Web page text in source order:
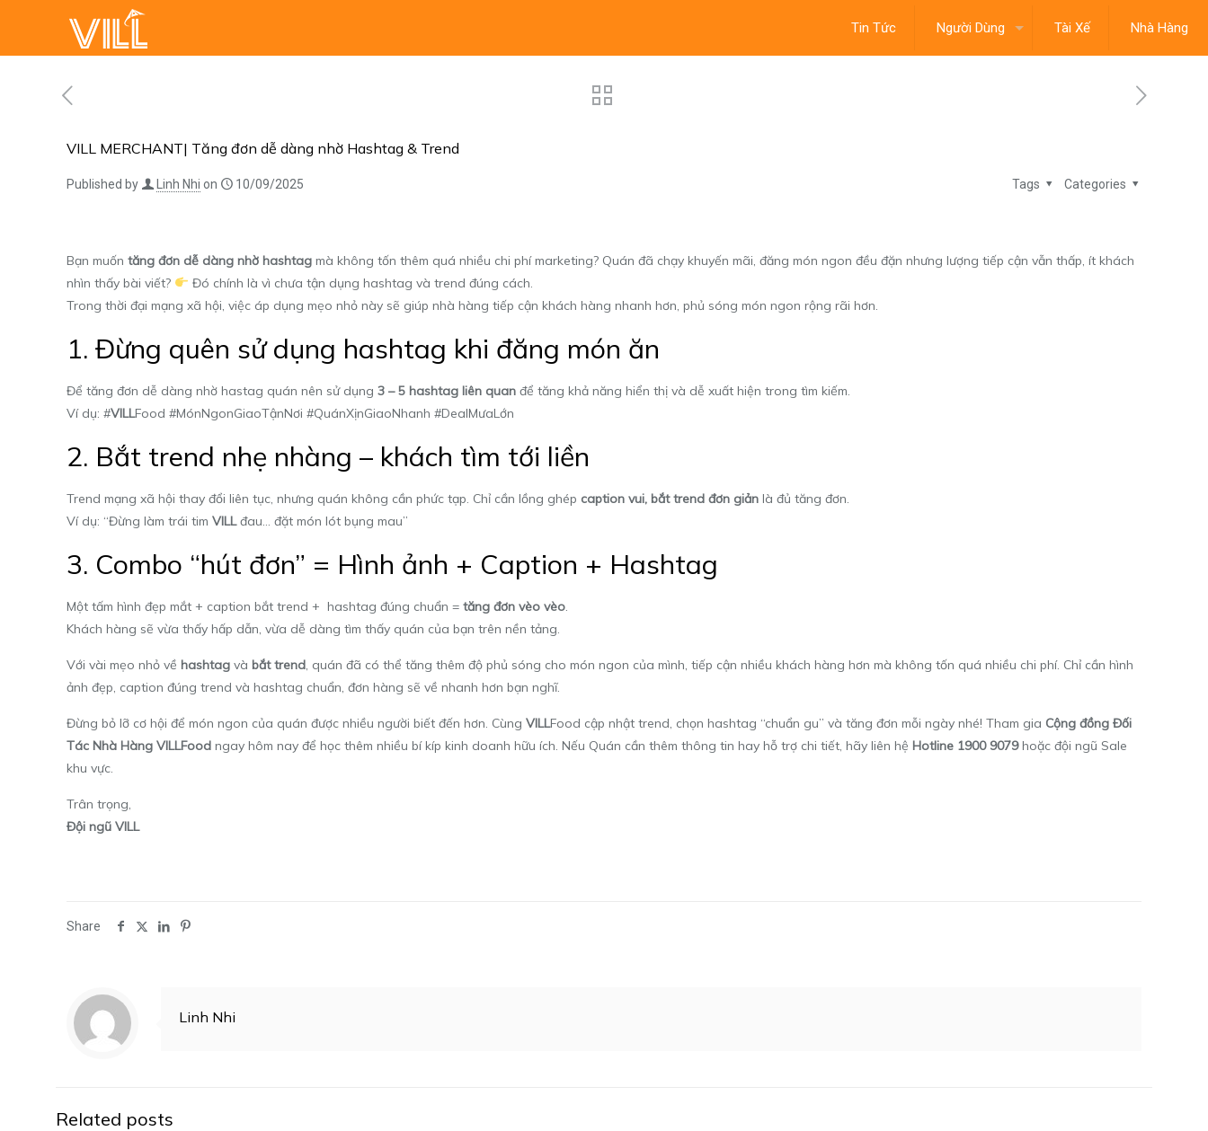
Tin Tức Người Dùng Tài Xế Nhà Hàng
VILL MERCHANT| Tăng đơn dễ dàng nhờ Hashtag & Trend
Published by Linh Nhi on 10/09/2025 Categories
Tags
Bạn muốntăng đơn dễ dàng nhờ hashtag mà không tốn thêm quá nhiều chi phí marketing? Quán đã chạy khuyến mãi, đăng món ngon đều đặn nhưng lượng tiếp cận vẫn thấp, ít khách
nhìn thấy bài viết?
Đó chính là vì chưa tận dụng hashtag và trend đúng cách.
Trong thời đại mạng xã hội, việc áp dụng mẹo nhỏ này sẽ giúp nhà hàng tiếp cận khách hàng nhanh hơn, phủ sóng món ngon rộng rãi hơn.
1. Đừng quên sử dụng hashtag khi đăng món ăn
Để tăng đơn dễ dàng nhờ hastag quán nên sử dụng3 – 5 hashtag liên quan để tăng khả năng hiển thị và dễ xuất hiện trong tìm kiếm.
Ví dụ: #VILLFood #MónNgonGiaoTậnNơi #QuánXịnGiaoNhanh #DealMưaLớn
2. Bắt trend nhẹ nhàng – khách tìm tới liền
Trend mạng xã hội thay đổi liên tục, nhưng quán không cần phức tạp. Chỉ cần lồng ghép caption vui, bắt trend đơn giản là đủ tăng đơn.
Ví dụ: “Đừng làm trái timVILLđau… đặt món lót bụng mau”
3. Combo “hút đơn” = Hình ảnh + Caption + Hashtag
Một tấm hình đẹp mắt + caption bắt trend + hashtag đúng chuẩn =tăng đơn vèo vèo.
Khách hàng sẽ vừa thấy hấp dẫn, vừa dễ dàng tìm thấy quán của bạn trên nền tảng.
Với vài mẹo nhỏ vềhashtag vàbắt trend, quán đã có thể tăng thêm độ phủ sóng cho món ngon của mình, tiếp cận nhiều khách hàng hơn mà không tốn quá nhiều chi phí. Chỉ cần hình
ảnh đẹp, caption đúng trend và hashtag chuẩn, đơn hàng sẽ về nhanh hơn bạn nghĩ.
Đừng bỏ lỡ cơ hội để món ngon của quán được nhiều người biết đến hơn. CùngVILLFood cập nhật trend, chọn hashtag “chuẩn gu” và tăng đơn mỗi ngày nhé!Tham gia Cộng đồng Đối
Tác Nhà Hàng VILLFood ngay hôm nay để học thêm nhiều bí kíp kinh doanh hữu ích. Nếu Quán cần thêm thông tin hay hỗ trợ chi tiết, hãy liên hệHotline 1900 9079hoặc đội ngũ Sale
khu vực.
Trân trọng,
Đội ngũ VILL
Share
Linh Nhi
Related posts